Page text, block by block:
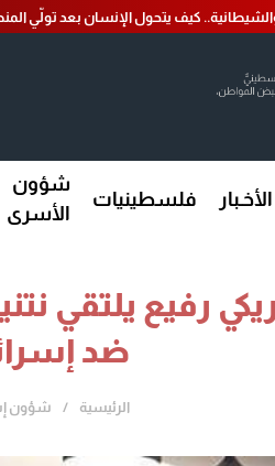
والشيطانية.. كيف يتحول الإنسان بعد تولّي
الأخـبار فلسطينيات
شؤون
الأسرى
رفيع يلتقي
ضد
الرئيسية شؤون